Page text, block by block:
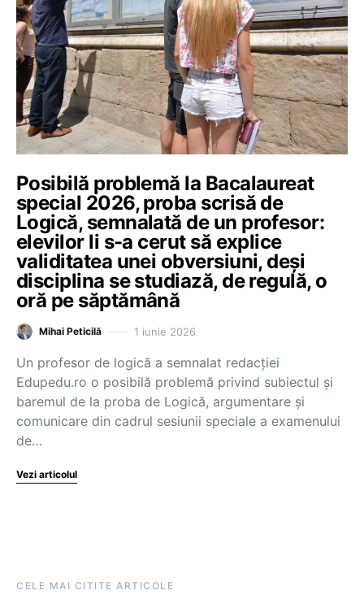
Posibilă problemă la Bacalaureat
special 2026, proba scrisă de
Logică, semnalată de un profesor:
elevilor li s-a cerut să explice
validitatea unei obversiuni, deși
disciplina se studiază, de regulă, o
oră pe săptămână
Mihai Peticilă 1 iunie 2026
Un profesor de logică a semnalat redacției
Edupedu.ro o posibilă problemă privind subiectul și
baremul de la proba de Logică, argumentare și
comunicare din cadrul sesiunii speciale a examenului
de…
Vezi articolul
CELE MAI CITITE ARTICOLE